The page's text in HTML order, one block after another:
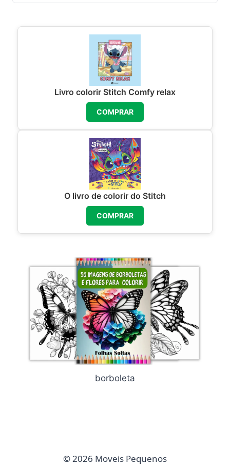
Livro colorir Stitch Comfy relax
COMPRAR
O livro de colorir do Stitch
COMPRAR
borboleta
© 2026 Moveis Pequenos